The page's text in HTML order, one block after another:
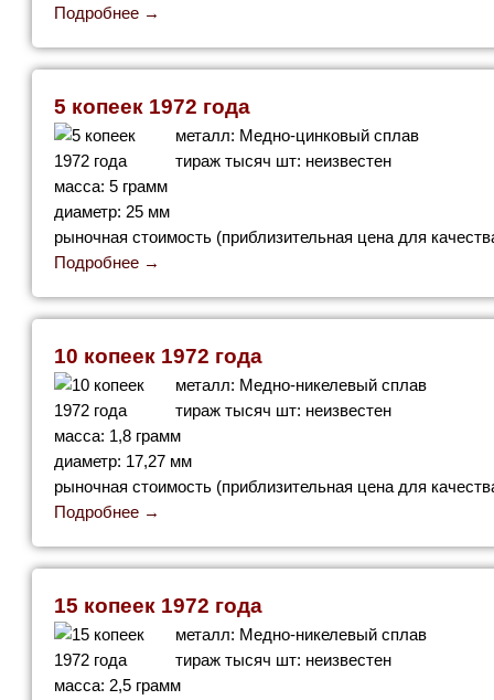
Подробнее →
5 копеек 1972 года
металл: Медно-цинковый сплав
тираж тысяч шт: неизвестен
масса: 5 грамм
диаметр: 25 мм
рыночная стоимость (приблизительная цена для
Подробнее →
10 копеек 1972 года
металл: Медно-никелевый сплав
тираж тысяч шт: неизвестен
масса: 1,8 грамм
диаметр: 17,27 мм
рыночная стоимость (приблизительная цена для
Подробнее →
15 копеек 1972 года
металл: Медно-никелевый сплав
тираж тысяч шт: неизвестен
масса: 2,5 грамм